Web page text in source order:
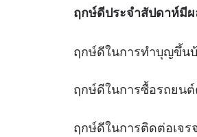
ฤกษ์ดีประจำสัปดาห์มี
ฤกษ์ดีในการทำบุญ
ฤกษ์ดีในการซื้อรถ
ฤกษ์ดีในการติดต่อเ